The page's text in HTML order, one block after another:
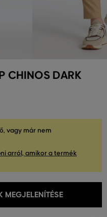
CHINOS DARK
vagy már nem
arról, amikor a termék
MEGJELENÍTÉSE